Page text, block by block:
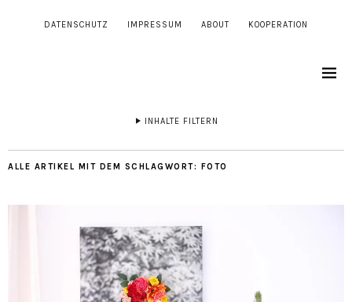
DATENSCHUTZ IMPRESSUM ABOUT KOOPERATION
INHALTE FILTERN
ALLE ARTIKEL MIT DEM SCHLAGWORT: FOTO